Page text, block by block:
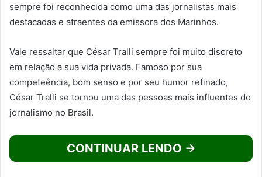
sempre foi reconhecida como uma das jornalistas mais
destacadas e atraentes da emissora dos Marinhos.
Vale ressaltar que César Tralli sempre foi muito discreto
em relação a sua vida privada. Famoso por sua
competeência, bom senso e por seu humor refinado,
César Tralli se tornou uma das pessoas mais influentes do
jornalismo no Brasil.
CONTINUAR LENDO →